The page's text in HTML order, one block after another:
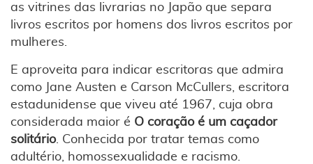
as vitrines das livrarias no Japão que separa
livros escritos por homens dos livros escritos por
mulheres.
E aproveita para indicar escritoras que admira
como Jane Austen e Carson McCullers, escritora
estadunidense que viveu até 1967, cuja obra
considerada maior é O coração é um caçador
solitário. Conhecida por tratar temas como
adultério, homossexualidade e racismo.